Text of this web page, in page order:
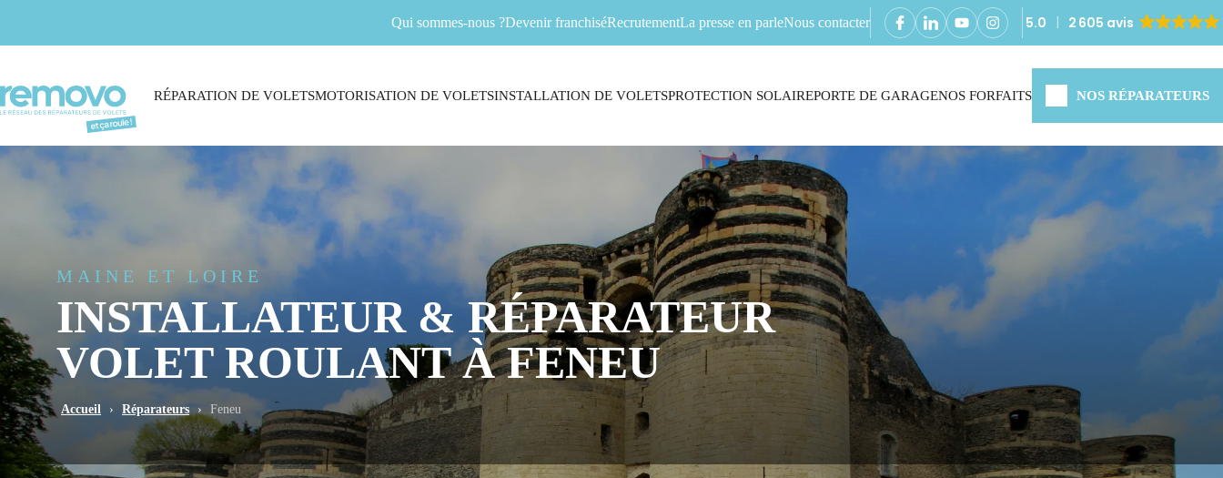
Qui sommes-nous ?Devenir franchiséRecrutementLa presse en parleNous contacter 5.0 2 605 avis
RÉPARATION DE VOLETSMOTORISATION DE VOLETSINSTALLATION DE VOLETSPROTECTION SOLAIREPORTE DE GARAGENOS FORFAITS NOS RÉPARATEURS
MAINE ET LOIRE
INSTALLATEUR & RÉPARATEUR
VOLET ROULANT À FENEU
Accueil › Réparateurs › Feneu